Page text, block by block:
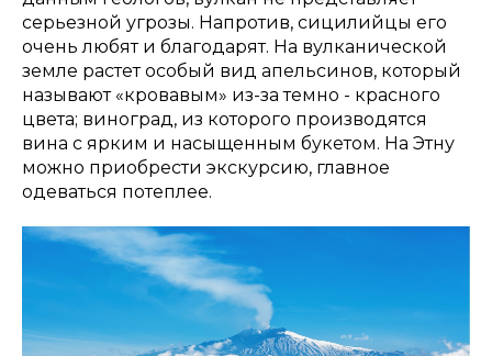
серьезной угрозы. Напротив, сицилийцы его
очень любят и благодарят. На вулканической
земле растет особый вид апельсинов, который
называют «кровавым» из-за темно - красного
цвета; виноград, из которого производятся
вина с ярким и насыщенным букетом. На Этну
можно приобрести экскурсию, главное
одеваться потеплее.